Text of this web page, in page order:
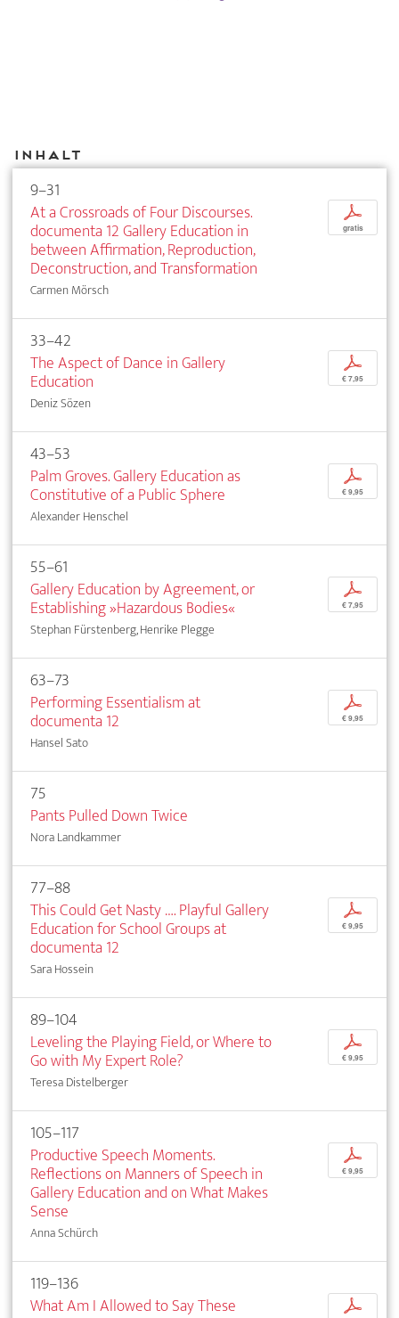
Inhalt
9–31
At a Crossroads of Four Discourses.
documenta 12 Gallery Education in
between Affirmation, Reproduction,
Deconstruction, and Transformation
Carmen Mörsch
p
gratis
33–42
The Aspect of Dance in Gallery
Education
Deniz Sözen
p
€ 7,95
43–53
Palm Groves. Gallery Education as
Constitutive of a Public Sphere
Alexander Henschel
p
€ 9,95
55–61
Gallery Education by Agreement, or
Establishing »Hazardous Bodies«
Stephan Fürstenberg, Henrike Plegge
p
€ 7,95
63–73
Performing Essentialism at
documenta 12
Hansel Sato
p
€ 9,95
75
Pants Pulled Down Twice
Nora Landkammer
77–88
This Could Get Nasty …. Playful Gallery
Education for School Groups at
documenta 12
Sara Hossein
p
€ 9,95
89–104
Leveling the Playing Field, or Where to
Go with My Expert Role?
Teresa Distelberger
p
€ 9,95
105–117
Productive Speech Moments.
Reflections on Manners of Speech in
Gallery Education and on What Makes
Sense
Anna Schürch
p
€ 9,95
119–136
What Am I Allowed to Say These
p